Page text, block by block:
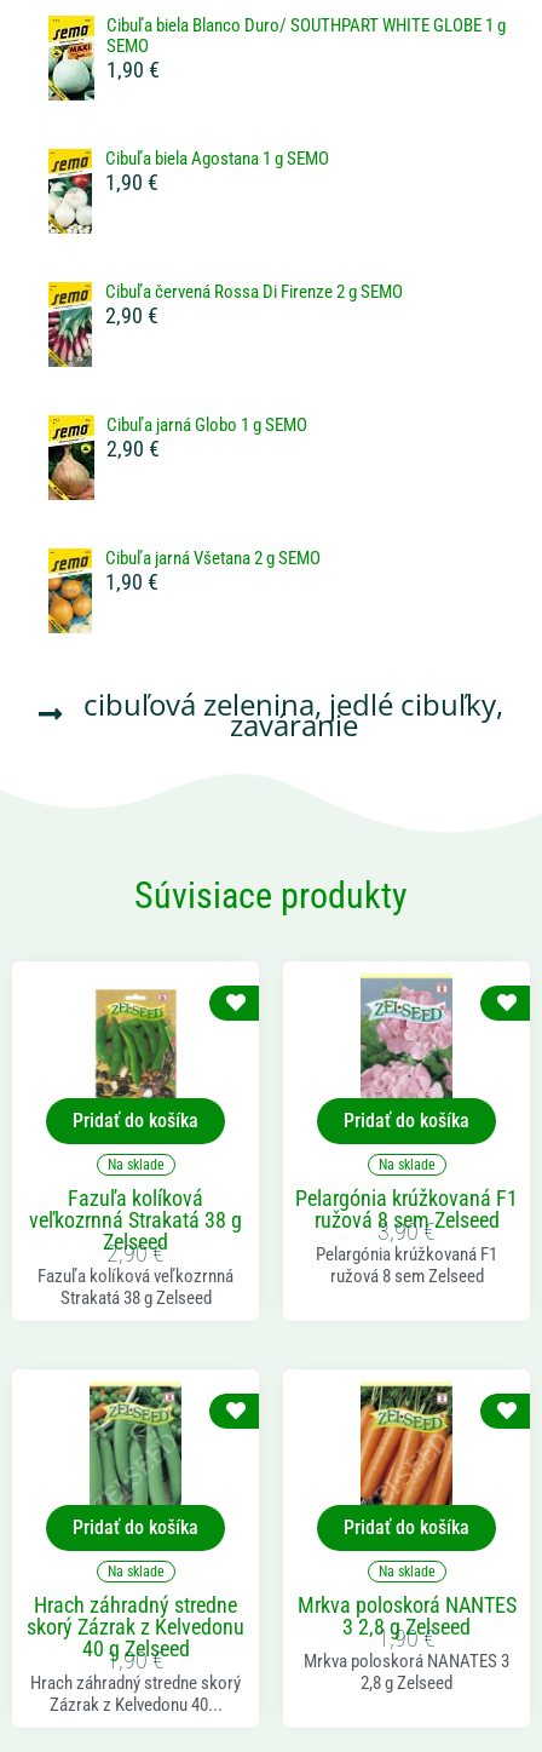
Cibuľa biela Blanco Duro/ SOUTHPART WHITE GLOBE 1 g
SEMO
1,90 €
Cibuľa biela Agostana 1 g SEMO
1,90 €
Cibuľa červená Rossa Di Firenze 2 g SEMO
2,90 €
Cibuľa jarná Globo 1 g SEMO
2,90 €
Cibuľa jarná Všetana 2 g SEMO
1,90 €
cibuľová zelenina, jedlé cibuľky,
zaváranie
Súvisiace produkty
Pridať do košíka
Na sklade
Fazuľa kolíková
veľkozrnná Strakatá 38 g
Zelseed
2,90€
Fazuľa kolíková veľkozrnná
Strakatá 38 g Zelseed
Pridať do košíka
Na sklade
Pelargónia krúžkovaná F1
ružová 8 sem Zelseed
3,90€
Pelargónia krúžkovaná F1
ružová 8 sem Zelseed
Pridať do košíka
Na sklade
Hrach záhradný stredne
skorý Zázrak z Kelvedonu
40 g Zelseed
1,90€
Hrach záhradný stredne skorý
Zázrak z Kelvedonu 40...
Pridať do košíka
Na sklade
Mrkva poloskorá NANTES
3 2,8 g Zelseed
1,90€
Mrkva poloskorá NANATES 3
2,8 g Zelseed